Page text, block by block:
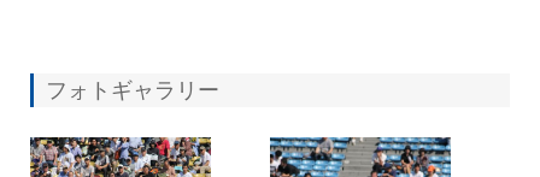
フォトギャラリー